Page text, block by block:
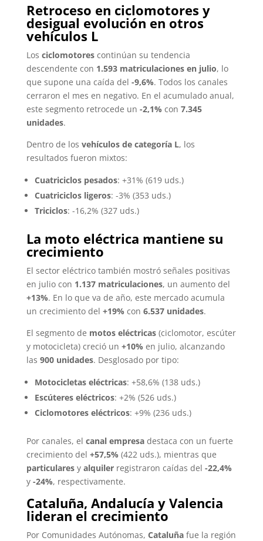
Retroceso en ciclomotores y
desigual evolución en otros
vehículos L
Los ciclomotorescontinúan su tendencia
descendente con 1.593 matriculaciones en julio, lo
que supone una caída del -9,6%. Todos los canales
cerraron el mes en negativo. En el acumulado anual,
este segmento retrocede un -2,1% con 7.345
unidades.
Dentro de los vehículos de categoría L, los
resultados fueron mixtos:
Cuatriciclos pesados: +31% (619 uds.)
Cuatriciclos ligeros: -3% (353 uds.)
Triciclos: -16,2% (327 uds.)
La moto eléctrica mantiene su
crecimiento
El sector eléctrico también mostró señales positivas
en julio con 1.137 matriculaciones, un aumento del
+13%. En lo que va de año, este mercado acumula
un crecimiento del +19% con 6.537 unidades.
El segmento de motos eléctricas(ciclomotor, escúter
y motocicleta) creció un +10% en julio, alcanzando
las 900 unidades. Desglosado por tipo:
Motocicletas eléctricas: +58,6% (138 uds.)
Escúteres eléctricos: +2% (526 uds.)
Ciclomotores eléctricos: +9% (236 uds.)
Por canales, el canal empresadestaca con un fuerte
crecimiento del +57,5% (422 uds.), mientras que
particularesy alquilerregistraron caídas del -22,4%
y -24%, respectivamente.
Cataluña, Andalucía y Valencia
lideran el crecimiento
Por Comunidades Autónomas, Cataluñafue la región